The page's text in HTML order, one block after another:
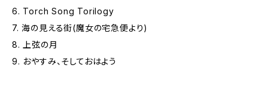
6. Torch Song Torilogy
7. 海の見える街(魔女の宅急便より)
8. 上弦の月
9. おやすみ、そしておはよう